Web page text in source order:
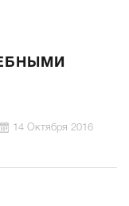
14 Октября 2016